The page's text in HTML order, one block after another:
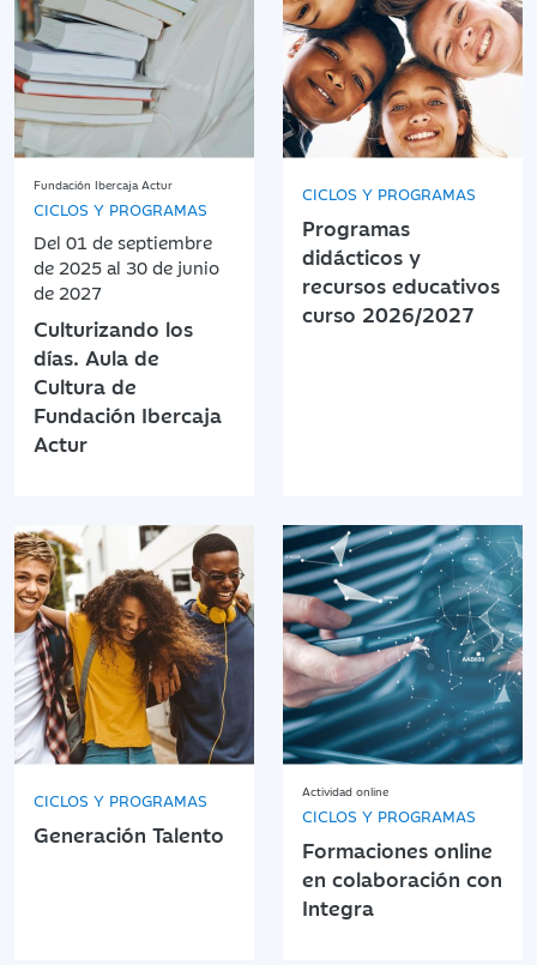
Fundación Ibercaja Actur
CICLOS Y PROGRAMAS
Del 01 de septiembre
de 2025 al 30 de junio
de 2027
Culturizando los
días. Aula de
Cultura de
Fundación Ibercaja
Actur
CICLOS Y PROGRAMAS
Programas
didácticos y
recursos educativos
curso 2026/2027
CICLOS Y PROGRAMAS
Generación Talento
Actividad online
CICLOS Y PROGRAMAS
Formaciones online
en colaboración con
Integra